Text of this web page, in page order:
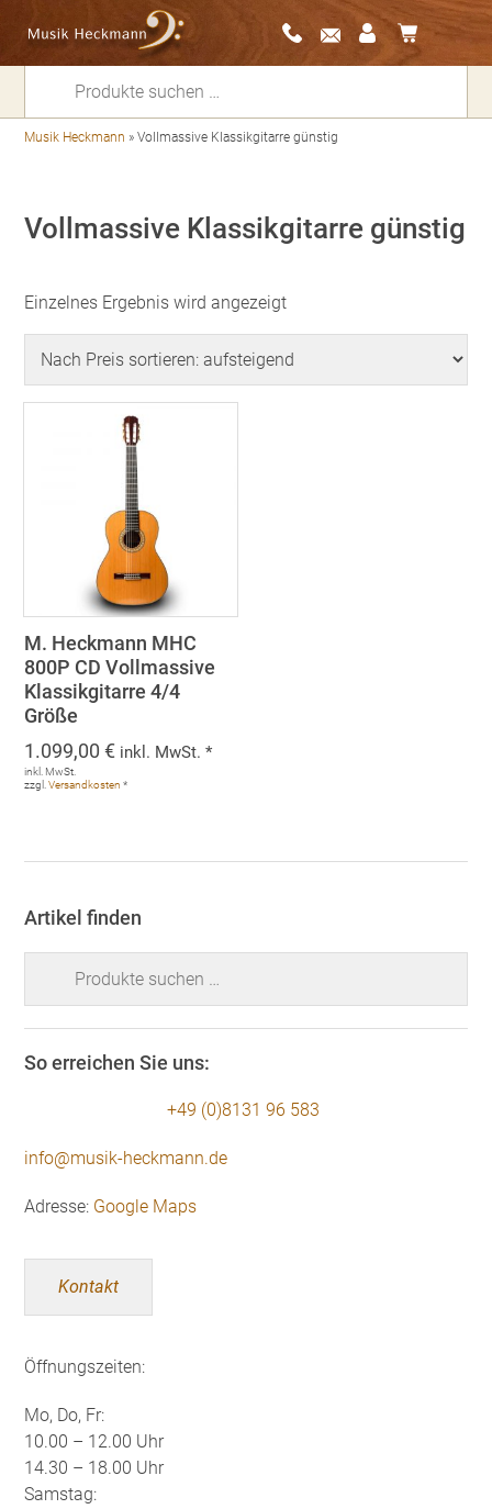
Musik Heckmann »Vollmassive Klassikgitarre günstig
Vollmassive Klassikgitarre günstig
Einzelnes Ergebnis wird angezeigt
M. Heckmann MHC
800P CD Vollmassive
Klassikgitarre 4/4
Größe
1.099,00€ inkl. MwSt. *
inkl. MwSt.
zzgl.Versandkosten *
Artikel finden
So erreichen Sie uns:
+49 (0)8131 96 583
info@musik-heckmann.de
Adresse: Google Maps
Kontakt
Öffnungszeiten:
Mo, Do, Fr:
10.00 – 12.00 Uhr
14.30 – 18.00 Uhr
Samstag: